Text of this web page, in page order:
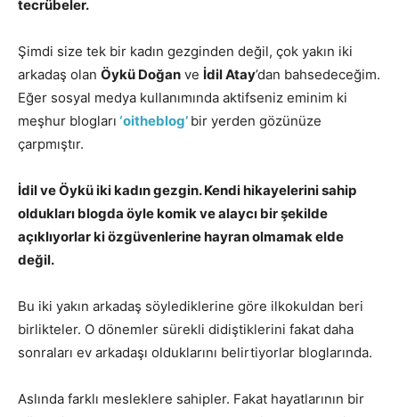
tecrübeler.
Şimdi size tek bir kadın gezginden değil, çok yakın iki
arkadaş olan Öykü Doğan ve İdil Atay’dan bahsedeceğim.
Eğer sosyal medya kullanımında aktifseniz eminim ki
meşhur blogları ‘oitheblog’ bir yerden gözünüze
çarpmıştır.
İdil ve Öykü iki kadın gezgin. Kendi hikayelerini sahip
oldukları blogda öyle komik ve alaycı bir şekilde
açıklıyorlar ki özgüvenlerine hayran olmamak elde
değil.
Bu iki yakın arkadaş söylediklerine göre ilkokuldan beri
birlikteler. O dönemler sürekli didiştiklerini fakat daha
sonraları ev arkadaşı olduklarını belirtiyorlar bloglarında.
Aslında farklı mesleklere sahipler. Fakat hayatlarının bir